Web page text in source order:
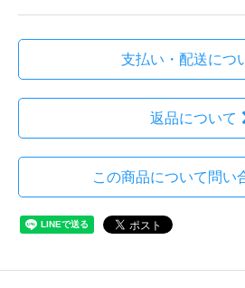
支払い・配送につ
返品について
この商品について問い